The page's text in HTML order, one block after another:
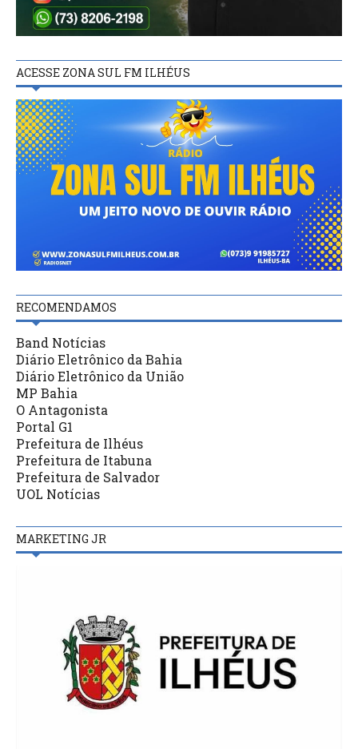
ACESSE ZONA SUL FM ILHÉUS
RECOMENDAMOS
Band Notícias
Diário Eletrônico da Bahia
Diário Eletrônico da União
MP Bahia
O Antagonista
Portal G1
Prefeitura de Ilhéus
Prefeitura de Itabuna
Prefeitura de Salvador
UOL Notícias
MARKETING JR